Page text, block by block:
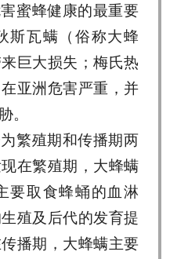
蜜蜂健康的最重要
斯瓦螨（俗称大蜂
巨大损失；梅氏热
亚洲危害严重，并
。
繁殖期和传播期两
在繁殖期，大蜂螨
要取食蜂蛹的血淋
殖及后代的发育提
播期，大蜂螨主要